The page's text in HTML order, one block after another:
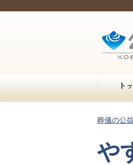
葬儀の公
や